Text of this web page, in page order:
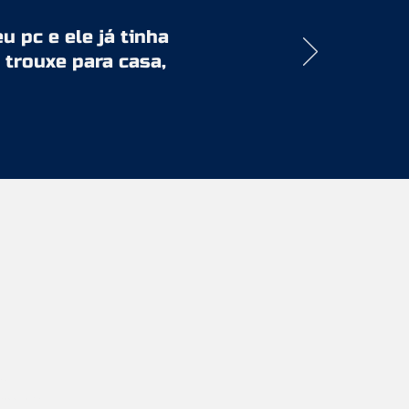
pc e ele já tinha
para casa,